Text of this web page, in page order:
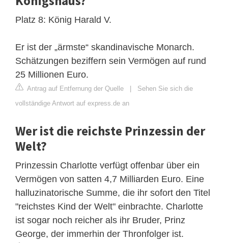
Platz 8: König Harald V.
Er ist der „ärmste“ skandinavische Monarch.
Schätzungen beziffern sein Vermögen auf rund
25 Millionen Euro.
Antrag auf Entfernung der Quelle | Sehen Sie sich die
vollständige Antwort auf express.de an
Wer ist die reichste Prinzessin der
Welt?
Prinzessin Charlotte verfügt offenbar über ein
Vermögen von satten 4,7 Milliarden Euro. Eine
halluzinatorische Summe, die ihr sofort den Titel
"reichstes Kind der Welt" einbrachte. Charlotte
ist sogar noch reicher als ihr Bruder, Prinz
George, der immerhin der Thronfolger ist.